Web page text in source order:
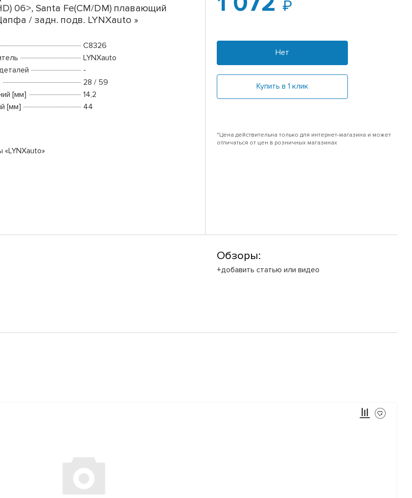
06>, Santa Fe(CM/DM) плавающий
/ задн. подв. LYNXauto »
C8326
LYNXauto
-
28 / 59
[мм]
14,2
[мм]
44
«LYNXauto»
Нет
Купить в 1 клик
*Цена действительна только для интернет-магазина и может
отличаться от цен в розничных магазинах
Обзоры:
+добавить статью или видео